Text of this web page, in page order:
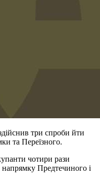
три спроби йти
та Переїзного.
чотири рази
напрямку Предтечиного і